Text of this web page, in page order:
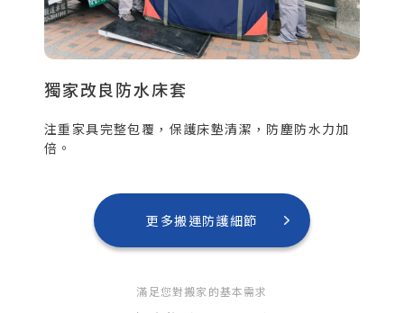
獨家改良防水床套
注重家具完整包覆，保護床墊清潔，防塵防水力加
倍。
更多搬運防護細節
滿足您對搬家的基本需求